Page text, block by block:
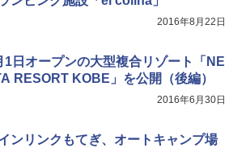
2016年8月22日
1日オープンの大型複合リゾート「NE
RESORT KOBE」を公開（後編）
2016年6月30日
ンリンクもてぎ、オートキャンプ場